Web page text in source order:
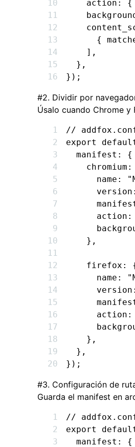
    action
: {
{
    ]
,
  }
,
});
#2. Dividir por
Úsalo cuando Chrome
//
export
  manifest
:
{
    chromium
:
      name
:
      version
:
      action
:
    }
,
    firefox
:
      name
:
      version
:
      action
:
    }
,
  }
,
});
#3. Configuración de
Guarda el manifest en
//
export
  manifest
:
{